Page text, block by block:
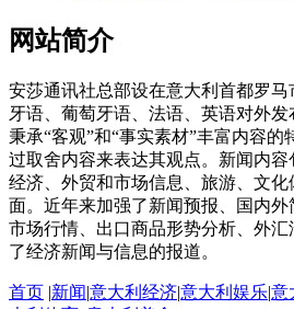
网站简介
安莎通讯社总部设在意大利首都罗
牙语、葡萄牙语、法语、英语对外
秉承“客观”和“事实素材”丰富内容的
过取舍内容来表达其观点。新闻内容
经济、外贸和市场信息、旅游、文
面。近年来加强了新闻预报、国内
市场行情、出口商品形势分析、外
了经济新闻与信息的报道。
首页 |新闻|意大利经济|意大利娱乐|意